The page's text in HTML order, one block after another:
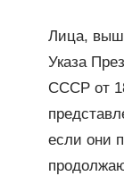
Лица,
Указа
СССР от
если они